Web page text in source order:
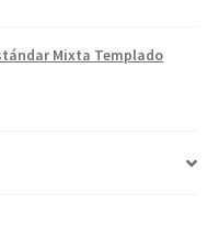
Mixta Templado